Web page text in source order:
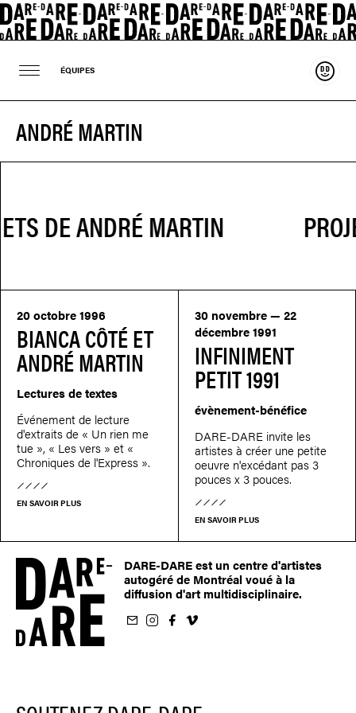
ÉQUIPES
ANDRÉ MARTIN
BIANCA CÔTÉ ET
ANDRÉ MARTIN
20 octobre 1996
Lectures de textes
Événement de lecture
d'extraits de « Un rien me
tue », « Les vers » et «
Chroniques de l'Express ».
EN SAVOIR PLUS
INFINIMENT
PETIT 1991
30 novembre — 22
décembre 1991
évènement-bénéfice
DARE-DARE invite les
artistes à créer une petite
oeuvre n'excédant pas 3
pouces x 3 pouces.
EN SAVOIR PLUS
DARE-DARE est un centre d'artistes
autogéré de Montréal voué à la
diffusion d'art multidisciplinaire.
sur Instagram
sur Facebook
nous sur Vimeo